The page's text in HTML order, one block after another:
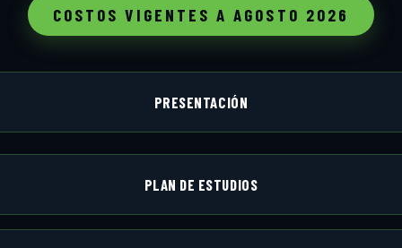
COSTOS VIGENTES A AGOSTO 2026
Previous Next
#ffffff; border-radius: 2rem; text-align: -webkit-